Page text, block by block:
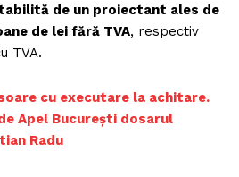
de un proiectant ales de
de lei fără TVA, respectiv
TVA.
cu executare la achitare.
Apel București dosarul
Radu